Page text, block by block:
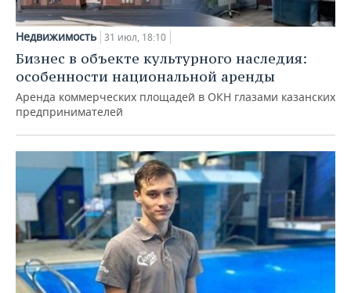
Недвижимость 31 июл, 18:10
Бизнес в объекте культурного наследия:
особенности национальной аренды
Аренда коммерческих площадей в ОКН глазами казанских
предпринимателей